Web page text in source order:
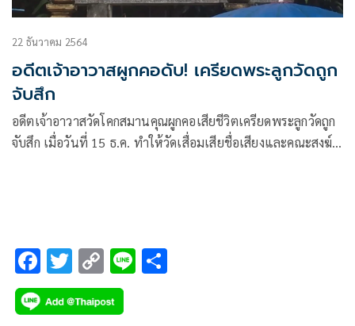
22 ธันวาคม 2564
อดีตเจ้าอาวาสผูกคอดับ! เครียดพระลูกวัดถูก
จับสึก
อดีตเจ้าอาวาสวัดโคกสมานคุณผูกคอเสียชีวิตเครียดพระลูกวัดถูก
จับสึก เมื่อวันที่ 15 ธ.ค. ทำให้วัดเสื่อมเสียชื่อเสียงและคณะสงฆ์
F
ac
e
T
wi
tt
C
o
p
Li